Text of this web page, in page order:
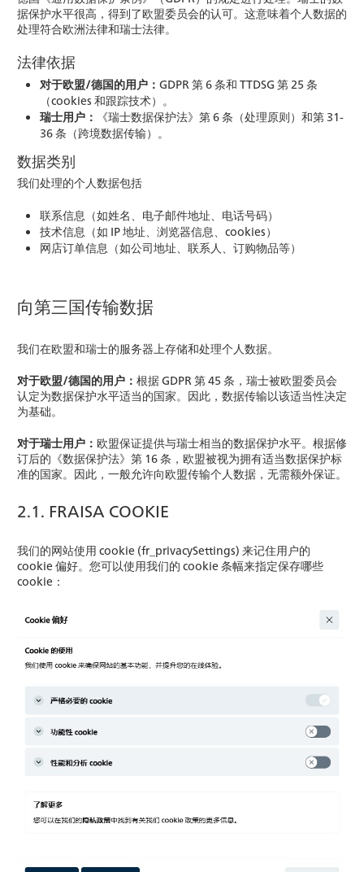
据保护水平很高，得到了欧盟委员会的认可。这意味着个人数据的
处理符合欧洲法律和瑞士法律。
法律依据
对于欧盟/德国的用户： GDPR 第 6 条和 TTDSG 第 25 条
（cookies 和跟踪技术）。
瑞士用户：
《瑞士数据保护法》第 6 条（处理原则）和第 31-
36 条（跨境数据传输）。
数据类别
我们处理的个人数据包括
联系信息（如姓名、电子邮件地址、电话号码）
技术信息（如 IP 地址、浏览器信息、cookies）
网店订单信息（如公司地址、联系人、订购物品等）
向第三国传输数据
我们在欧盟和瑞士的服务器上存储和处理个人数据。
对于欧盟/德国的用户： 根据 GDPR 第 45 条，瑞士被欧盟委员会
认定为数据保护水平适当的国家。因此，数据传输以该适当性决定
为基础。
对于瑞士用户： 欧盟保证提供与瑞士相当的数据保护水平。根据修
订后的《数据保护法》第 16 条，欧盟被视为拥有适当数据保护标
准的国家。因此，一般允许向欧盟传输个人数据，无需额外保证。
2.1. FRAISA COOKIE
我们的网站使用 cookie (fr_privacySettings) 来记住用户的
cookie 偏好。您可以使用我们的 cookie 条幅来指定保存哪些
cookie：